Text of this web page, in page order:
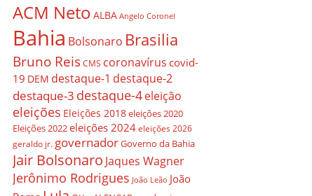
ACM Neto ALBA Angelo Coronel
Bahia Bolsonaro Brasilia
Bruno ReisCMS coronavírus covid-
19 DEM destaque-1 destaque-2
destaque-3 destaque-4eleição
eleições Eleições 2018eleições 2020
Eleições 2022eleições 2024 eleições 2026
geraldo jr. governadorGoverno da Bahia
Jair Bolsonaro Jaques Wagner
Jerônimo Rodrigues João Leão João